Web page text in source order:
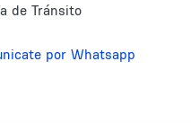
de Tránsito
por Whatsapp